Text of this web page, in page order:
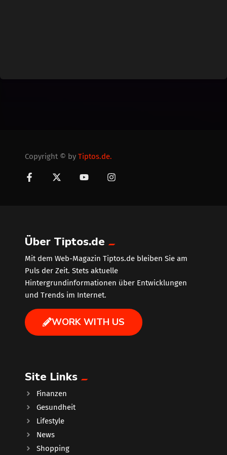
Copyright © by Tiptos.de.
Über Tiptos.de
Mit dem Web-Magazin Tiptos.de bleiben Sie am
Puls der Zeit. Stets aktuelle
Hintergrundinformationen über Entwicklungen
und Trends im Internet.
WORK WITH US
Site Links
Finanzen
Gesundheit
Lifestyle
News
Shopping